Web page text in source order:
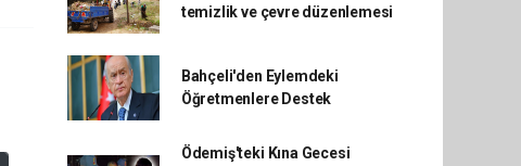
temizlik ve çevre düzenlemesi
Bahçeli'den Eylemdeki
Öğretmenlere Destek
Ödemiş'teki Kına Gecesi